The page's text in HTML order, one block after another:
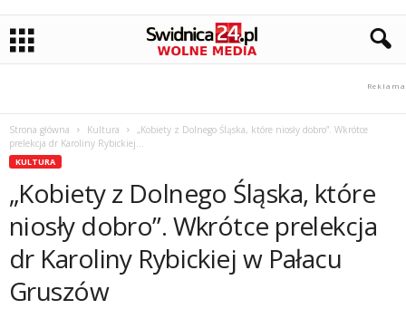
Strona główna Kultura
„Kobiety z Dolnego Śląska, które niosły dobro”. Wkrótce
prelekcja dr Karoliny Rybickiej...
KULTURA
„Kobiety z Dolnego Śląska, które
niosły dobro”. Wkrótce prelekcja
dr Karoliny Rybickiej w Pałacu
Gruszów